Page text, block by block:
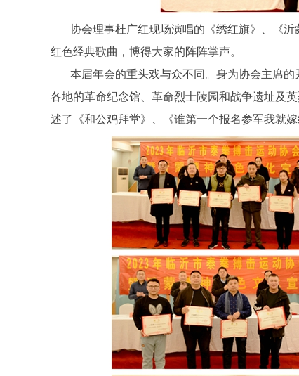
协会理事杜广红现场演唱的《绣红旗》、《
红色经典歌曲，博得大家的阵阵掌声。
本届年会的重头戏与众不同。身为协会主席
各地的革命纪念馆、革命烈士陵园和战争遗址及
述了《和公鸡拜堂》、《谁第一个报名参军我就